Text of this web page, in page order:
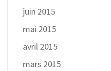
juin 2015
mai 2015
avril 2015
mars 2015